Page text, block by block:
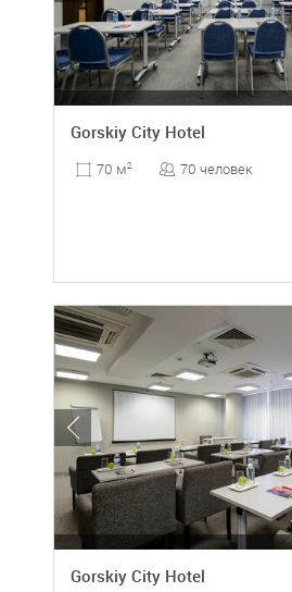
Gorskiy City Hotel
70 м2 70 человек
Gorskiy City Hotel